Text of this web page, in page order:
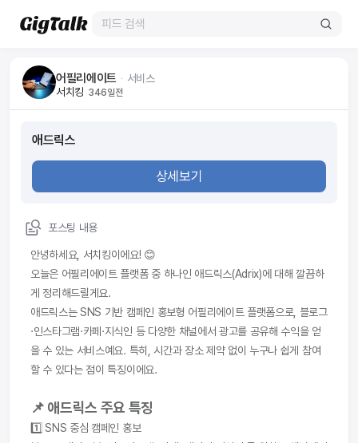
어필리에이트 ᆞ 서비스
서치킹 346일전
애드릭스
상세보기
포스팅 내용
안녕하세요, 서치킹이에요! 😊
오늘은 어필리에이트 플랫폼 중 하나인 애드릭스(Adrix)에 대해 깔끔하
게 정리해드릴게요.
애드릭스는 SNS 기반 캠페인 홍보형 어필리에이트 플랫폼으로, 블로그
·인스타그램·카페·지식인 등 다양한 채널에서 광고를 공유해 수익을 얻
을 수 있는 서비스예요. 특히, 시간과 장소 제약 없이 누구나 쉽게 참여
할 수 있다는 점이 특징이에요.
📌 애드릭스 주요 특징
1️⃣ SNS 중심 캠페인 홍보